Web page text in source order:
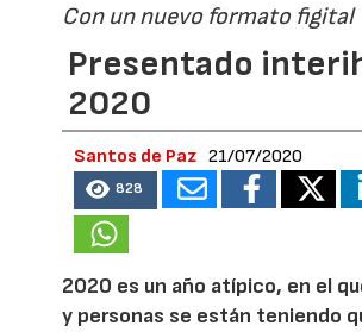
Con un nuevo formato figital
Presentado
2020
Santos de Paz 21/07/2020
828
2020 es un año atípico, en el
y personas se están teniendo